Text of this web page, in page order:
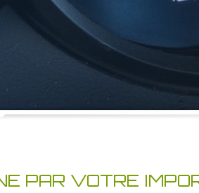
PAR VOTRE